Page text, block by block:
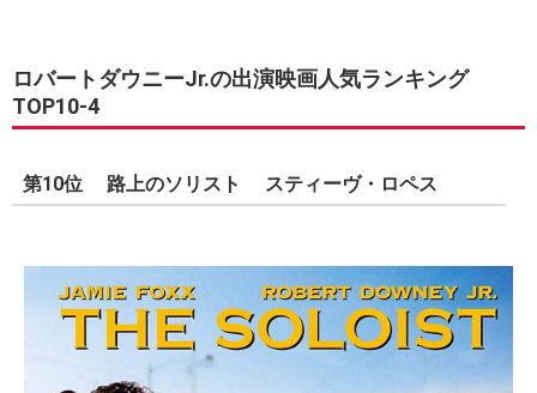
ロバートダウニーJr.の出演映画人気ランキング
TOP10-4
第10位 路上のソリスト スティーヴ・ロペス